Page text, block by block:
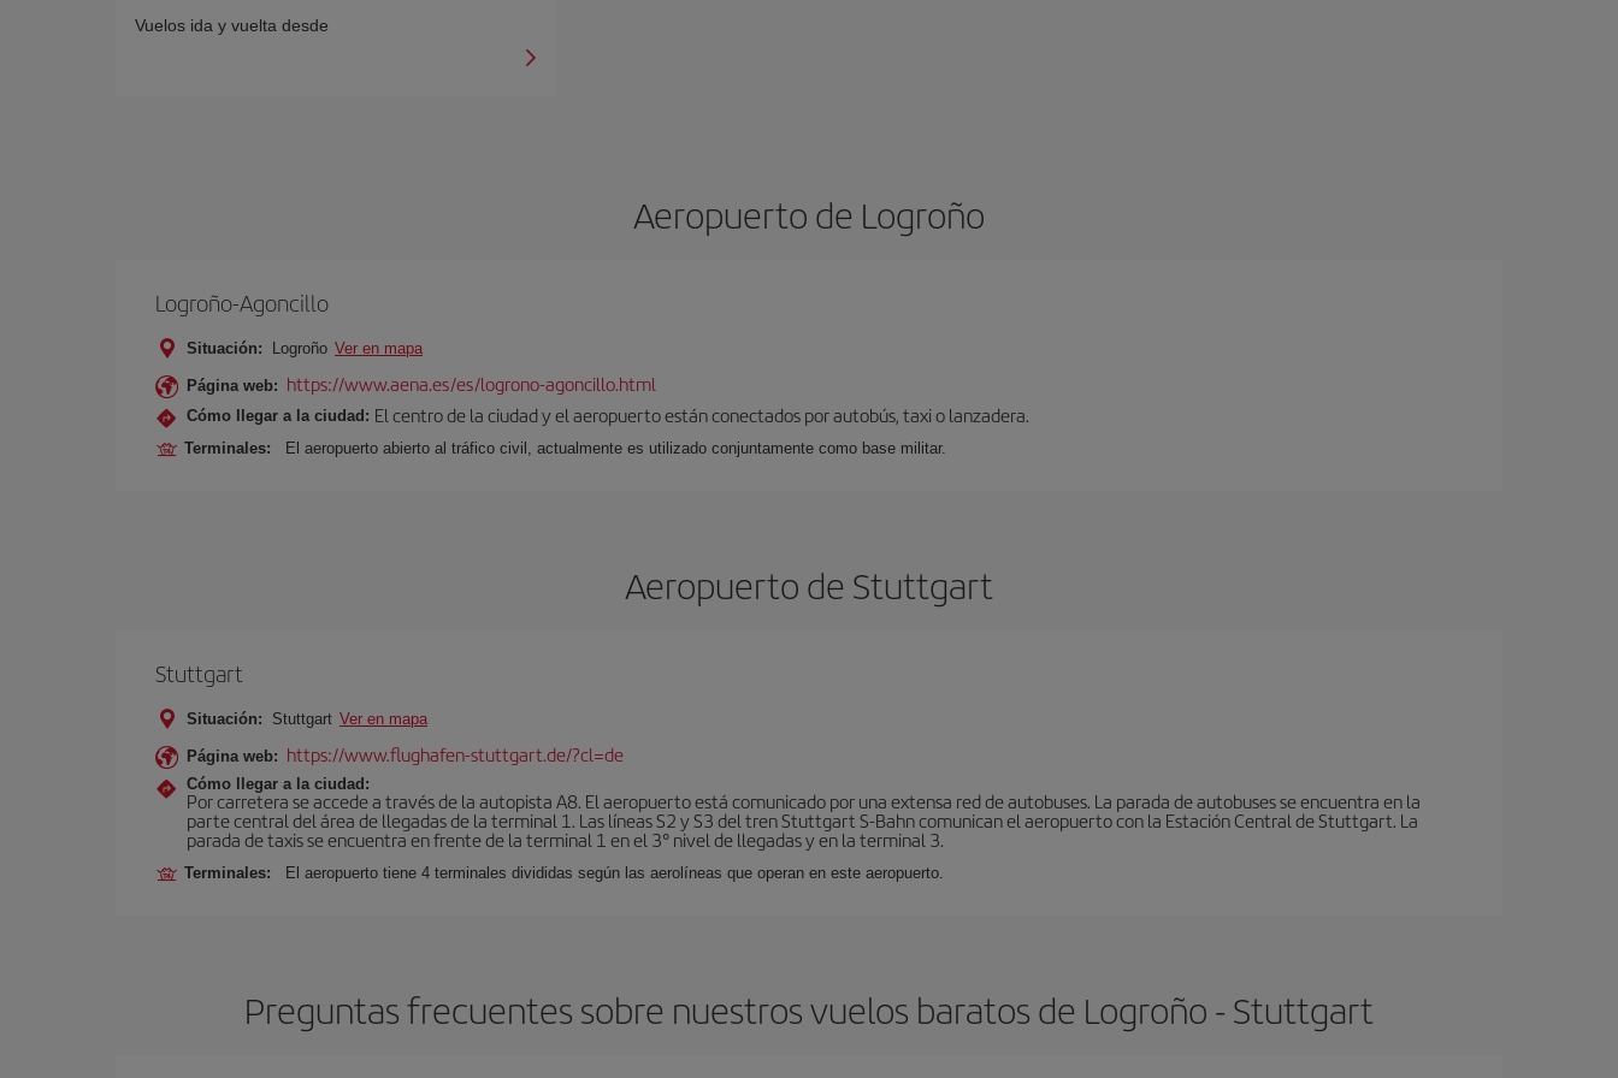
Vuelos ida y vuelta desde
Aeropuerto de Logroño
Logroño-Agoncillo
Situación: Logroño Ver en mapa
Página web: https://www.aena.es/es/logrono-agoncillo.html
Cómo llegar a la ciudad: El centro de la ciudad y el aeropuerto están conectados por autobús, taxi o lanzadera.
Terminales: El aeropuerto abierto al tráfico civil, actualmente es utilizado conjuntamente como base militar.
Aeropuerto de Stuttgart
Stuttgart
Situación: Stuttgart Ver en mapa
Página web: https://www.flughafen-stuttgart.de/?cl=de
Cómo llegar a la ciudad:
Por carretera se accede a través de la autopista A8. El aeropuerto está comunicado por una extensa red de autobuses. La parada de autobuses se encuentra en la
parte central del área de llegadas de la terminal 1. Las líneas S2 y S3 del tren Stuttgart S-Bahn comunican el aeropuerto con la Estación Central de Stuttgart. La
parada de taxis se encuentra en frente de la terminal 1 en el 3° nivel de llegadas y en la terminal 3.
Terminales: El aeropuerto tiene 4 terminales divididas según las aerolíneas que operan en este aeropuerto.
Preguntas frecuentes sobre nuestros vuelos baratos de Logroño - Stuttgart